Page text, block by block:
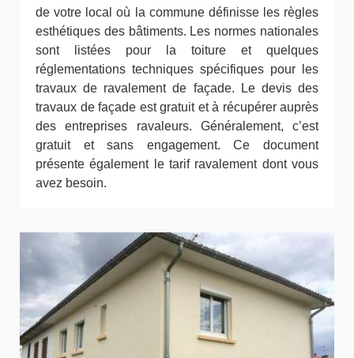
de votre local où la commune définisse les règles
esthétiques des bâtiments. Les normes nationales
sont listées pour la toiture et quelques
réglementations techniques spécifiques pour les
travaux de ravalement de façade. Le devis des
travaux de façade est gratuit et à récupérer auprès
des entreprises ravaleurs. Généralement, c’est
gratuit et sans engagement. Ce document
présente également le tarif ravalement dont vous
avez besoin.